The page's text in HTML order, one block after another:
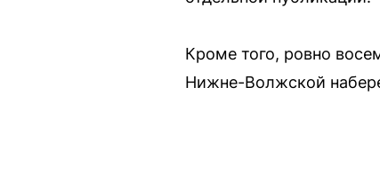
Кроме того, ровно
Нижне-Волжской